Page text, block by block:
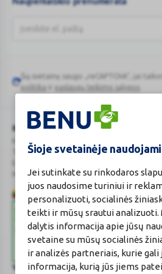
Šioje svetainėje
Jei sutinkate su rinkodaros
juos naudosime turiniui ir
personalizuoti, socialinės
teikti ir mūsų srautui analizuoti.
dalytis informacija apie jūsų
svetaine su mūsų socialinės
ir analizės partneriais, kurie gali
informacija, kurią jūs jiems
Google
Šią svetainę saugo „reCAPTCHA“, jai
politikair paslaugų teikimo sąlygos.
BENU Vaistinė Lietuva, UAB
Kauno r. sav., Karmėlavos sen., Ramučių k.,
Tel. +370 37 225 522
Maisto tvarkymo subjektų registro numeris:
Valstybinė vaistų kontrolės tarnyba